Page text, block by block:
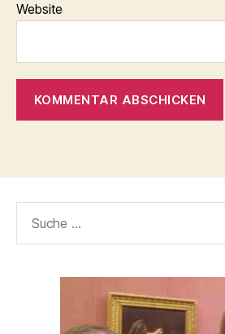
Website
nach: